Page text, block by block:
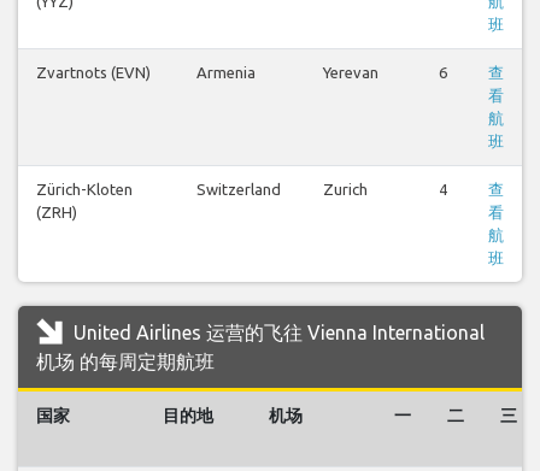
班
Zvartnots (EVN) Armenia Yerevan 6
查
看
航
班
Zürich-Kloten
(ZRH)
Switzerland Zurich 4
查
看
航
班
United Airlines 运营的飞往 Vienna International
机场 的每周定期航班
国家 目的地 机场 一 二 三